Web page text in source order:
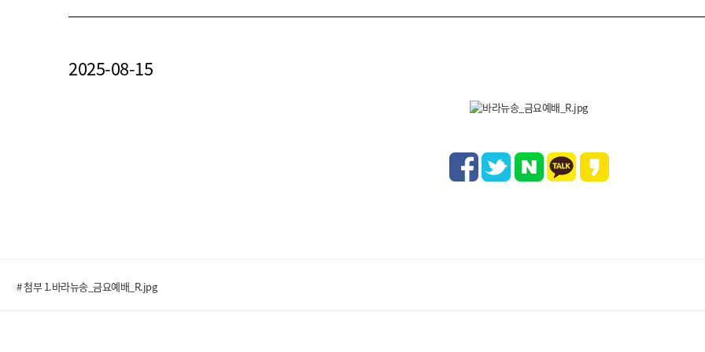
2025-08-15
# 첨부 1.바라뉴송_금요예배_R.jpg